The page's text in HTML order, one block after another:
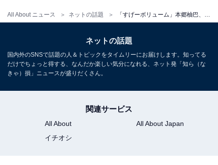
All About ニュース ネットの話題
ネットの話題
国内外のSNSで話題の人＆トピックをタイムリーにお届けします。知ってる
だけでちょっと得する、なんだか楽しい気分になれる、ネット発「知ら（な
きゃ）損」ニュースが盛りだくさん。
関連サービス
All About
All About Japan
イチオシ